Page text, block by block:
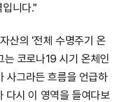
니다."
산의 '전체 수명주기 온
코로나19 시기 온체인
사그라든 흐름을 언급하
다시 이 영역을 들여다보